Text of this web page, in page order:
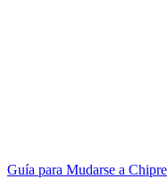
Guía para Mudarse a Chipre